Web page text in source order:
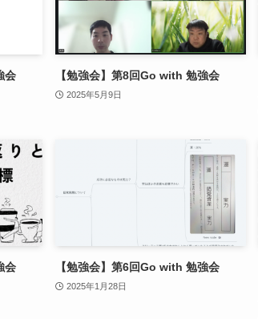
会 【勉強会】第8回Go with 勉強会
2025年5月9日
会 【勉強会】第6回Go with 勉強会
2025年1月28日